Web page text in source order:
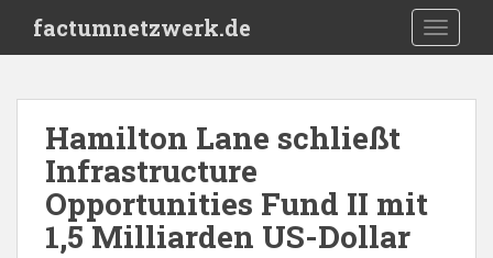
i
factumnetzwerk.de
Hamilton Lane schließt
Infrastructure
Opportunities Fund II mit
1,5 Milliarden US-Dollar